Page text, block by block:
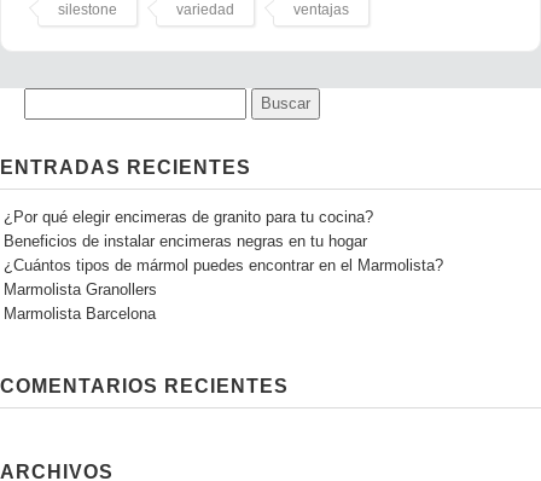
silestone variedad ventajas
ENTRADAS RECIENTES
¿Por qué elegir encimeras de granito para tu cocina?
Beneficios de instalar encimeras negras en tu hogar
¿Cuántos tipos de mármol puedes encontrar en el Marmolista?
Marmolista Granollers
Marmolista Barcelona
COMENTARIOS RECIENTES
ARCHIVOS